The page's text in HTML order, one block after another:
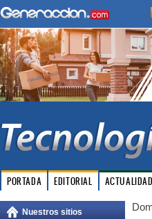
PORTADA EDITORIAL ACTUALIDAD
Nuestros sitios